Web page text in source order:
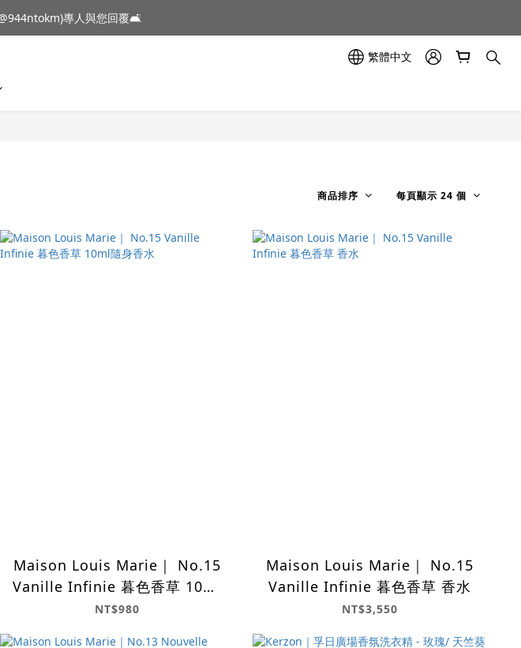
品 Barcarolle 臺中樂群門市展示中✨
專人與您回覆🛋️
繁體中文
商品排序 每頁顯示 24 個
Maison Louis Marie｜ No.15
Vanille Infinie 暮色香草 10ml
隨身香水
NT$980
Maison Louis Marie｜ No.15
Vanille Infinie 暮色香草 香水
NT$3,550